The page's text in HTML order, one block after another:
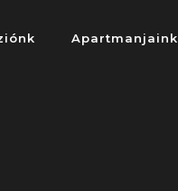
Apartmanjaink